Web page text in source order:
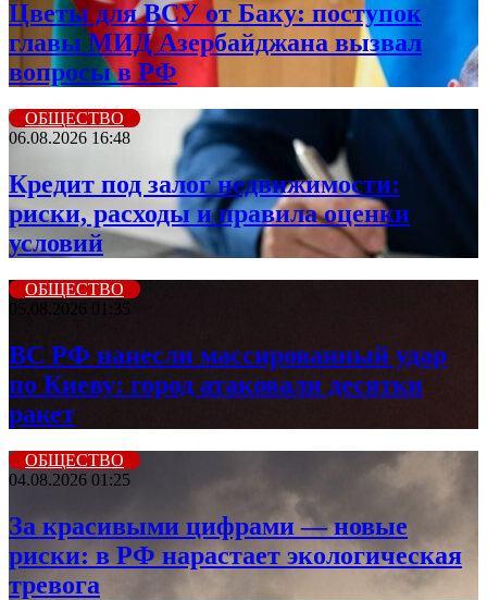
Цветы для ВСУ от Баку: поступок
главы МИД Азербайджана вызвал
вопросы в РФ
ОБЩЕСТВО
06.08.2026 16:48
Кредит под залог недвижимости:
риски, расходы и правила оценки
условий
ОБЩЕСТВО
05.08.2026 01:35
ВС РФ нанесли массированный удар
по Киеву: город атаковали десятки
ракет
ОБЩЕСТВО
04.08.2026 01:25
За красивыми цифрами — новые
риски: в РФ нарастает экологическая
тревога